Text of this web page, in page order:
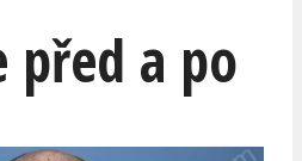
před a po